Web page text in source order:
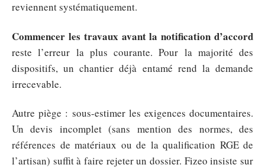
reviennent systématiquement.
Commencer les travaux avant la notification d’accord
reste l’erreur la plus courante. Pour la majorité des
dispositifs, un chantier déjà entamé rend la demande
irrecevable.
Autre piège : sous-estimer les exigences documentaires.
Un devis incomplet (sans mention des normes, des
références de matériaux ou de la qualification RGE de
l’artisan) suffit à faire rejeter un dossier. Fizeo insiste sur